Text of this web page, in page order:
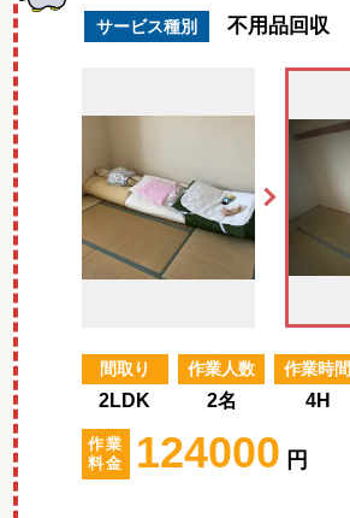
サービス種別 不用品回収
間取り
2LDK
作業人数
2名
作業時間
4H
作業
料金
124000 円